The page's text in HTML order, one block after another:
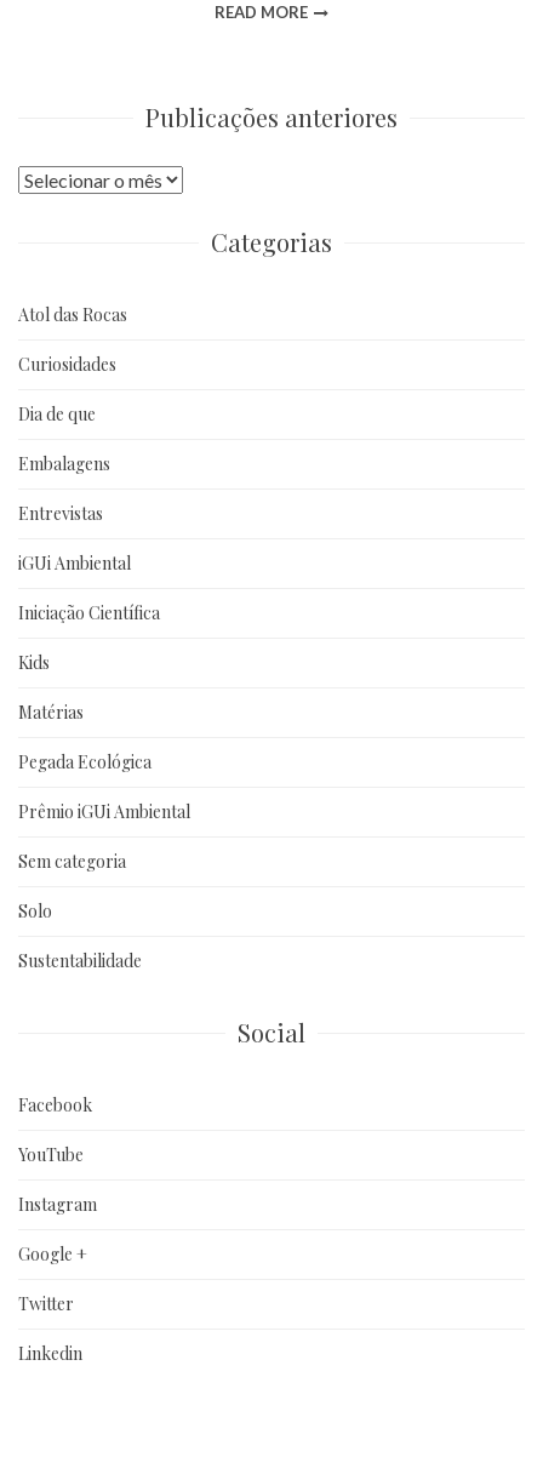
READ MORE
Publicações anteriores
Publicações
Categorias
Atol das Rocas
Curiosidades
Dia de que
Embalagens
Entrevistas
iGUi Ambiental
Iniciação Científica
Kids
Matérias
Pegada Ecológica
Prêmio iGUi Ambiental
Sem categoria
Solo
Sustentabilidade
Social
Facebook
YouTube
Instagram
Google +
Twitter
Linkedin